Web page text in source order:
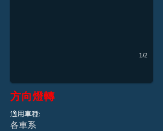
1/2
方向燈轉
適用車種:
​各車系